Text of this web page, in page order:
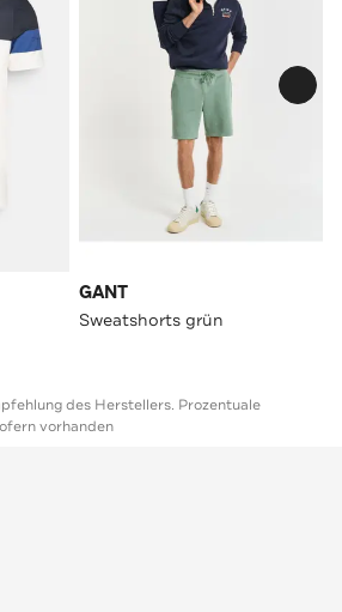
GANT
Sweatshorts grün
des Herstellers. Prozentuale
vorhanden